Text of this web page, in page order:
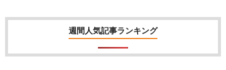
週間人気記事ランキング